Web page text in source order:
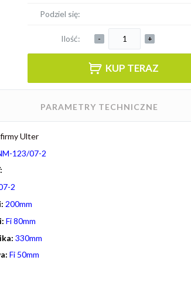
Podziel się:
Ilość: - +
KUP TERAZ
PARAMETRY TECHNICZNE
Ulter
123/07-2
2
200mm
Fi 80mm
330mm
Fi 50mm